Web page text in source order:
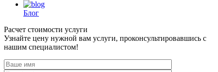
Блог
Расчет стоимости услуги
Узнайте цену нужной вам услуги, проконсультировавшись с
нашим специалистом!